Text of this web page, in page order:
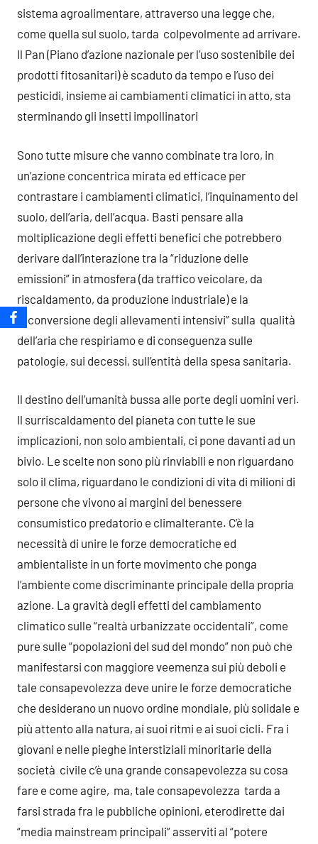
sistema agroalimentare, attraverso una legge che,
come quella sul suolo, tarda colpevolmente ad arrivare.
Il Pan (Piano d’azione nazionale per l’uso sostenibile dei
prodotti fitosanitari) è scaduto da tempo e l’uso dei
pesticidi, insieme ai cambiamenti climatici in atto, sta
sterminando gli insetti impollinatori
Sono tutte misure che vanno combinate tra loro, in
un’azione concentrica mirata ed efficace per
contrastare i cambiamenti climatici, l’inquinamento del
suolo, dell’aria, dell’acqua. Basti pensare alla
moltiplicazione degli effetti benefici che potrebbero
derivare dall’interazione tra la “riduzione delle
emissioni” in atmosfera (da traffico veicolare, da
riscaldamento, da produzione industriale) e la
“riconversione degli allevamenti intensivi” sulla qualità
dell’aria che respiriamo e di conseguenza sulle
patologie, sui decessi, sull’entità della spesa sanitaria.
Il destino dell’umanità bussa alle porte degli uomini veri.
Il surriscaldamento del pianeta con tutte le sue
implicazioni, non solo ambientali, ci pone davanti ad un
bivio. Le scelte non sono più rinviabili e non riguardano
solo il clima, riguardano le condizioni di vita di milioni di
persone che vivono ai margini del benessere
consumistico predatorio e climalterante. C’è la
necessità di unire le forze democratiche ed
ambientaliste in un forte movimento che ponga
l’ambiente come discriminante principale della propria
azione. La gravità degli effetti del cambiamento
climatico sulle “realtà urbanizzate occidentali”, come
pure sulle “popolazioni del sud del mondo” non può che
manifestarsi con maggiore veemenza sui più deboli e
tale consapevolezza deve unire le forze democratiche
che desiderano un nuovo ordine mondiale, più solidale e
più attento alla natura, ai suoi ritmi e ai suoi cicli. Fra i
giovani e nelle pieghe interstiziali minoritarie della
società civile c’è una grande consapevolezza su cosa
fare e come agire, ma, tale consapevolezza tarda a
farsi strada fra le pubbliche opinioni, eterodirette dai
“media mainstream principali” asserviti al “potere